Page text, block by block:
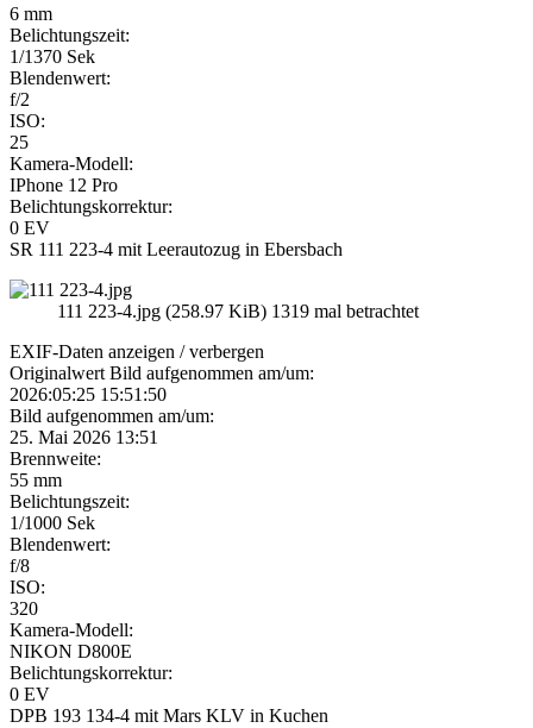
6 mm
Belichtungszeit:
1/1370 Sek
Blendenwert:
f/2
ISO:
25
Kamera-Modell:
IPhone 12 Pro
Belichtungskorrektur:
0 EV
SR 111 223-4 mit Leerautozug in Ebersbach
111 223-4.jpg (258.97 KiB) 1319 mal betrachtet
EXIF-Daten anzeigen / verbergen
Originalwert Bild aufgenommen am/um:
2026:05:25 15:51:50
Bild aufgenommen am/um:
25. Mai 2026 13:51
Brennweite:
55 mm
Belichtungszeit:
1/1000 Sek
Blendenwert:
f/8
ISO:
320
Kamera-Modell:
NIKON D800E
Belichtungskorrektur:
0 EV
DPB 193 134-4 mit Mars KLV in Kuchen